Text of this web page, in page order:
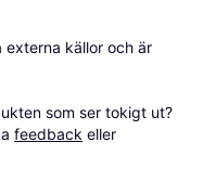
externa källor och är
som ser tokigt ut?
feedback eller